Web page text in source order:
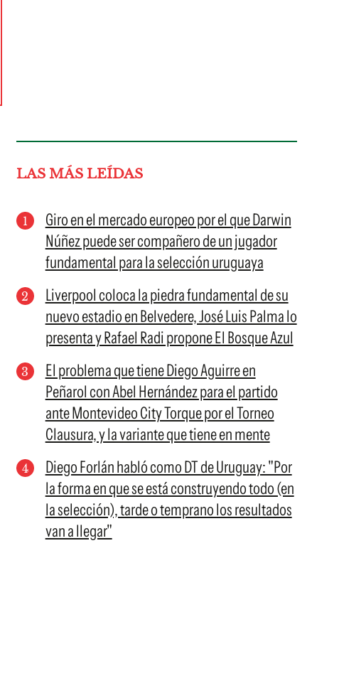
LAS MÁS LEÍDAS
Giro en el mercado europeo por el que Darwin
Núñez puede ser compañero de un jugador
fundamental para la selección uruguaya
Liverpool coloca la piedra fundamental de su
nuevo estadio en Belvedere, José Luis Palma lo
presenta y Rafael Radi propone El Bosque Azul
El problema que tiene Diego Aguirre en
Peñarol con Abel Hernández para el partido
ante Montevideo City Torque por el Torneo
Clausura, y la variante que tiene en mente
Diego Forlán habló como DT de Uruguay: "Por
la forma en que se está construyendo todo (en
la selección), tarde o temprano los resultados
van a llegar"